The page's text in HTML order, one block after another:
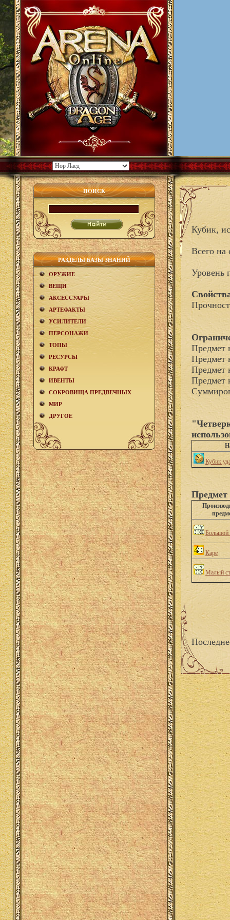
ПОИСК
РАЗДЕЛЫ БАЗЫ ЗНАНИЙ
ОРУЖИЕ
ВЕЩИ
АКCЕСCУАРЫ
АРТЕФАКТЫ
УСИЛИТЕЛИ
ПЕРСОНАЖИ
ТОПЫ
РЕСУРСЫ
КРАФТ
ИВЕНТЫ
СОКРОВИЩА ПРЕДВЕЧНЫХ
МИР
ДРУГОЕ
Кубик,
Всего на
Уровень
Предмет
Предмет
Предмет
Предмет
Кубик
Предмет
Большой
Каре
Малый